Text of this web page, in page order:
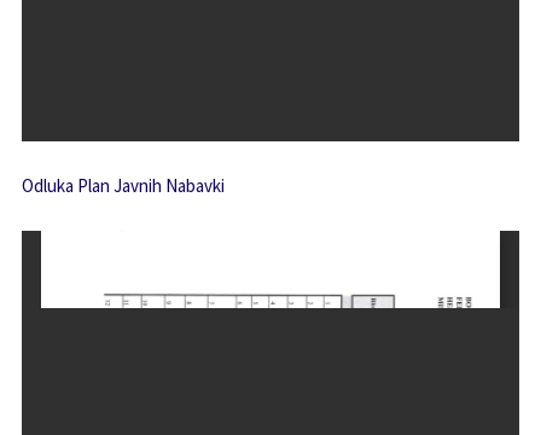
Odluka Plan Javnih Nabavki